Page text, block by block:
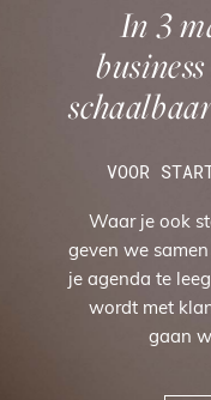
In 3
VOOR
Waar je ook
geven we
je agenda te
wordt met
gaan